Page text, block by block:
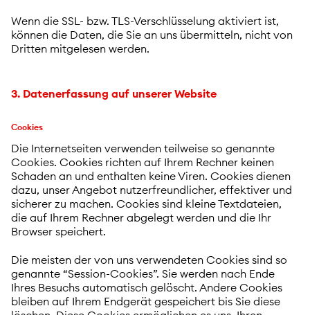
Wenn die SSL- bzw. TLS-Verschlüsselung aktiviert ist,
können die Daten, die Sie an uns übermitteln, nicht von
Dritten mitgelesen werden.
3. Datenerfassung auf unserer Website
Cookies
Die Internetseiten verwenden teilweise so genannte
Cookies. Cookies richten auf Ihrem Rechner keinen
Schaden an und enthalten keine Viren. Cookies dienen
dazu, unser Angebot nutzerfreundlicher, effektiver und
sicherer zu machen. Cookies sind kleine Textdateien,
die auf Ihrem Rechner abgelegt werden und die Ihr
Browser speichert.
Die meisten der von uns verwendeten Cookies sind so
genannte “Session-Cookies”. Sie werden nach Ende
Ihres Besuchs automatisch gelöscht. Andere Cookies
bleiben auf Ihrem Endgerät gespeichert bis Sie diese